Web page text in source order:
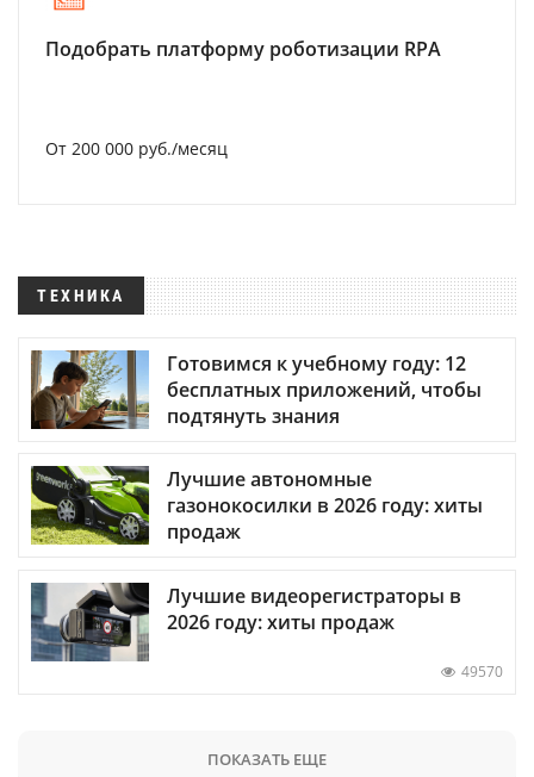
Подобрать платформу роботизации RPA
От 200 000 руб./месяц
ТЕХНИКА
Готовимся к учебному году: 12
бесплатных приложений, чтобы
подтянуть знания
Лучшие автономные
газонокосилки в 2026 году: хиты
продаж
Лучшие видеорегистраторы в
2026 году: хиты продаж
49570
ПОКАЗАТЬ ЕЩЕ